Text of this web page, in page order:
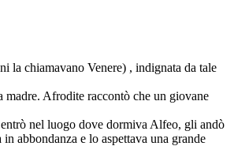
la chiamavano Venere) , indignata da tale
Afrodite raccontò che un giovane
nel luogo dove dormiva Alfeo, gli andò
abbondanza e lo aspettava una grande